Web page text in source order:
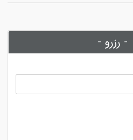
- رزرو -